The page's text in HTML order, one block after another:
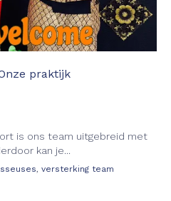
praktijk
is ons team uitgebreid met
kan je...
versterking team